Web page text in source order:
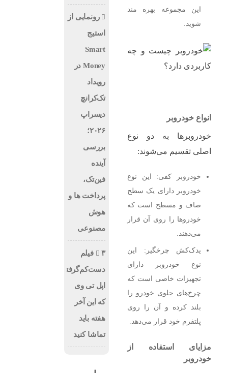
این مجموعه بهره مند
شوید.
انواع خودروبر
خودروبرها به دو نوع
اصلی تقسیم می‌شوند:
خودروبر کفی: این نوع
خودروبر دارای یک سطح
صاف و مسطح است که
خودروها را روی آن قرار
می‌دهند.
یدک‌کش چرخگیر: این
نوع خودروبر دارای
تجهیزات خاصی است که
چرخ‌های جلوی خودرو را
بلند کرده و آن را روی
پلتفرم خود قرار می‌دهد.
مزایای استفاده از
خودروبر
رونمایی از
استیج
Smart
Money در
رویداد
تک‌کرانچ
دیسراپ
۲۰۲۶؛
بررسی
آینده
فین‌تک،
پرداخت‌ ها و
هوش
مصنوعی
۳ فیلم
دست‌کم‌گرفته‌شده
اپل تی وی
که این آخر
هفته باید
تماشا کنید